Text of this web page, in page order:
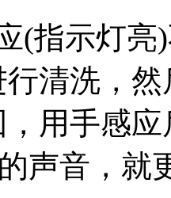
示灯亮)
清洗，
用手感
声音，就